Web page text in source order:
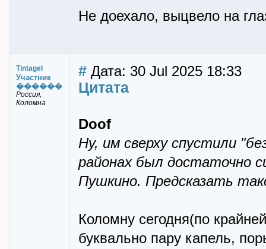
Не доехало, выцвело на
Tintagel
Участник
������
Россия,
Коломна
# Дата: 30 Jul 2025 18:33
Цитата
Doof
Ну, им сверху спустили
районах был достаточно
Пушкино. Предсказать
Коломну сегодня(по
буквально пару капель,